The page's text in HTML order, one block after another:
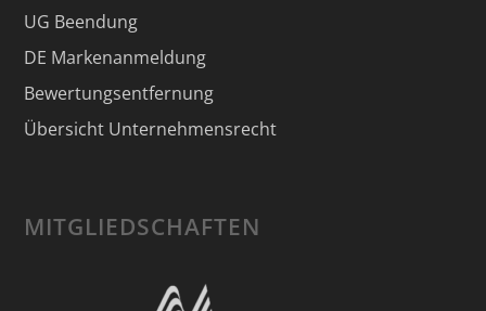
UG Beendung
DE Markenanmeldung
Bewertungsentfernung
Übersicht Unternehmensrecht
MITGLIEDSCHAFTEN